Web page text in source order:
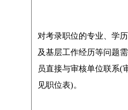
对考录职位的专业、学
及基层工作经历等问题
员直接与审核单位联系(
见职位表)。